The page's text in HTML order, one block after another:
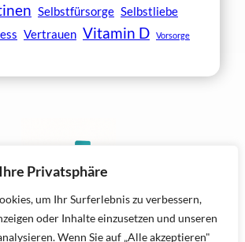
Privatsphäre
um Ihr Surferlebnis zu verbessern,
oder Inhalte einzusetzen und unseren
Wenn Sie auf „Alle akzeptieren"
Selbstfürsorge Selbstliebe
Vertrauen Vitamin D Vorsorge